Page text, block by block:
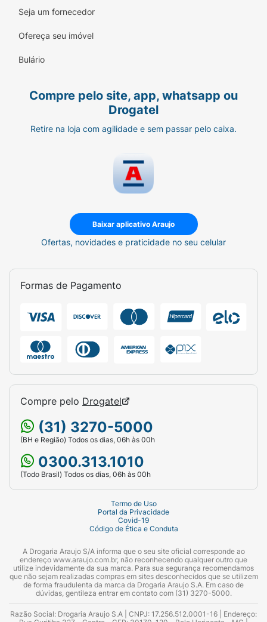
Seja um fornecedor
Ofereça seu imóvel
Bulário
Compre pelo site, app, whatsapp ou
Drogatel
Retire na loja com agilidade e sem passar pelo caixa.
Baixar aplicativo Araujo
Ofertas, novidades e praticidade no seu celular
Formas de Pagamento
Compre pelo Drogatel
(31) 3270-5000
(BH e Região) Todos os dias, 06h às 00h
0300.313.1010
(Todo Brasil) Todos os dias, 06h às 00h
Termo de Uso
Portal da Privacidade
Covid-19
Código de Ética e Conduta
A Drogaria Araujo S/A informa que o seu site oficial corresponde ao
endereço www.araujo.com.br, não reconhecendo qualquer outro que
utilize indevidamente da sua marca. Para sua segurança recomendamos
que não sejam realizadas compras em sites desconhecidos que se utilizem
de forma fraudulenta da marca da Drogaria Araujo S.A. Em caso de
dúvidas, gentileza entrar em contato com (31) 3270-5000.
Razão Social: Drogaria Araujo S.A | CNPJ: 17.256.512.0001-16 | Endereço: